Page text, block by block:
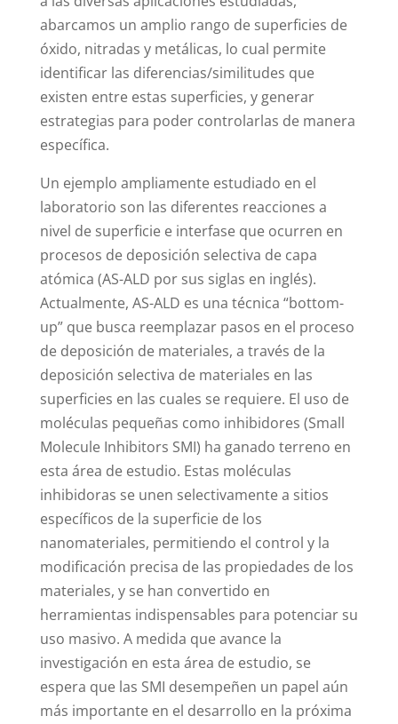
abarcamos un amplio rango de superficies de
óxido, nitradas y metálicas, lo cual permite
identificar las diferencias/similitudes que
existen entre estas superficies, y generar
estrategias para poder controlarlas de manera
específica.
Un ejemplo ampliamente estudiado en el
laboratorio son las diferentes reacciones a
nivel de superficie e interfase que ocurren en
procesos de deposición selectiva de capa
atómica (AS-ALD por sus siglas en inglés).
Actualmente, AS-ALD es una técnica “bottom-
up” que busca reemplazar pasos en el proceso
de deposición de materiales, a través de la
deposición selectiva de materiales en las
superficies en las cuales se requiere. El uso de
moléculas pequeñas como inhibidores (Small
Molecule Inhibitors SMI) ha ganado terreno en
esta área de estudio. Estas moléculas
inhibidoras se unen selectivamente a sitios
específicos de la superficie de los
nanomateriales, permitiendo el control y la
modificación precisa de las propiedades de los
materiales, y se han convertido en
herramientas indispensables para potenciar su
uso masivo. A medida que avance la
investigación en esta área de estudio, se
espera que las SMI desempeñen un papel aún
más importante en el desarrollo en la próxima